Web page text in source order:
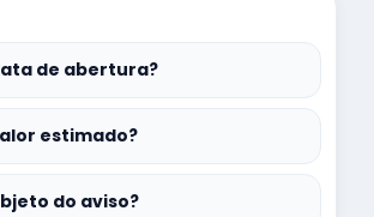
de abertura?
estimado?
do aviso?